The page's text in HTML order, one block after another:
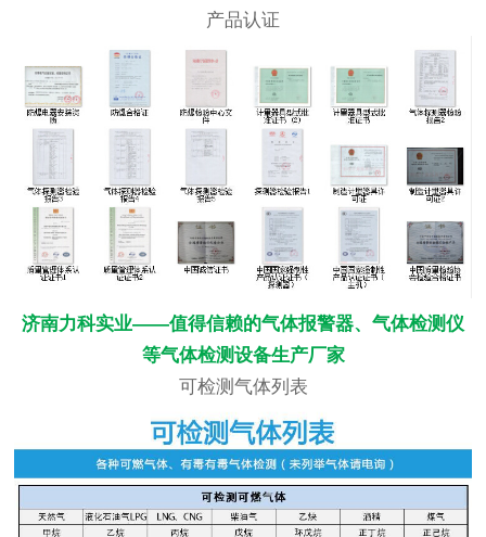
产品认证
济南力科实业——值得信赖的气体报警器、气体检测仪
等气体检测设备生产厂家
可检测气体列表